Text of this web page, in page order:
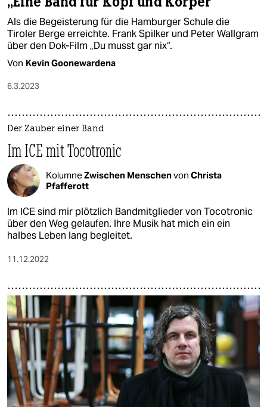
Als die Begeisterung für die Hamburger Schule die
Tiroler Berge erreichte. Frank Spilker und Peter Wallgram
über den Dok-Film „Du musst gar nix“.
Von Kevin Goonewardena
6.3.2023
Der Zauber einer Band
Im ICE mit Tocotronic
KolumneZwischen Menschenvon Christa
Pfafferott
Im ICE sind mir plötzlich Bandmitglieder von Tocotronic
über den Weg gelaufen. Ihre Musik hat mich ein ein
halbes Leben lang begleitet.
11.12.2022